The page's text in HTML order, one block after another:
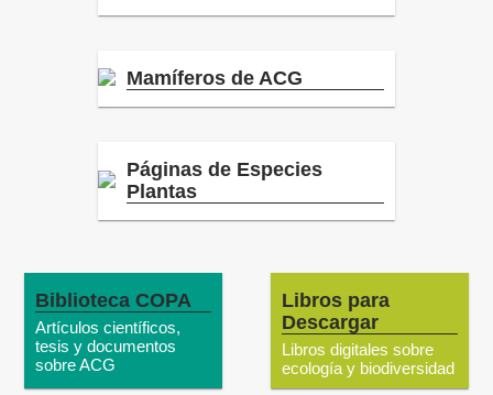
Mamíferos de ACG
Páginas de Especies
Plantas
Biblioteca COPA
Artículos científicos,
tesis y documentos
sobre ACG
Libros para
Descargar
Libros digitales sobre
ecología y biodiversidad